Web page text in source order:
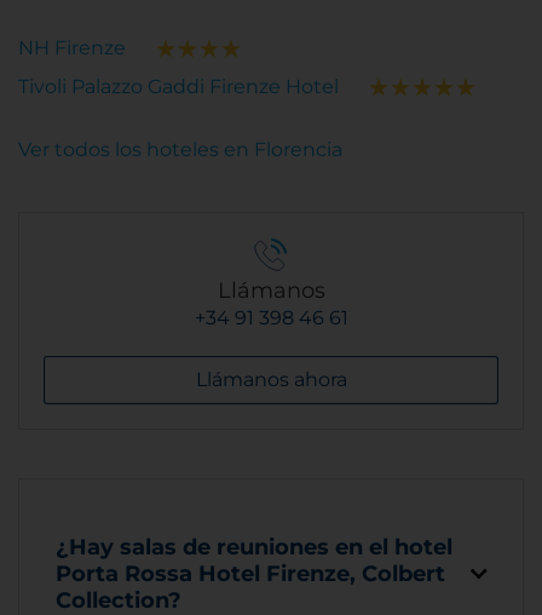
NH Firenze
Tivoli Palazzo Gaddi Firenze Hotel
Ver todos los hoteles en Florencia
Llámanos
+34 91 398 46 61
Llámanos ahora
¿Hay salas de reuniones en el hotel
Porta Rossa Hotel Firenze, Colbert
Collection?